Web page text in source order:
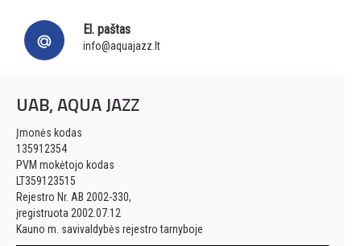
El. paštas
info@aquajazz.lt
UAB, AQUA JAZZ
Įmonės kodas
135912354
PVM mokėtojo kodas
LT359123515
Rejestro Nr. AB 2002-330,
įregistruota 2002.07.12
Kauno m. savivaldybės rejestro tarnyboje